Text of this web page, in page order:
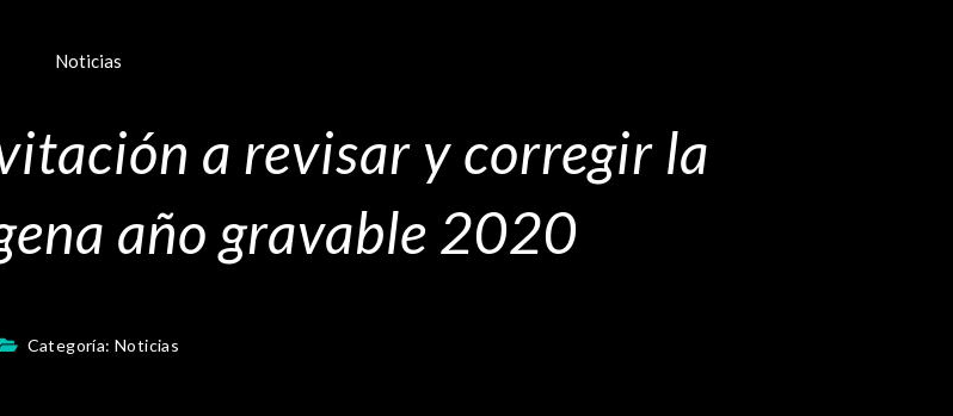
Noticias
a revisar y corregir la
año gravable 2020
Categoría:Noticias